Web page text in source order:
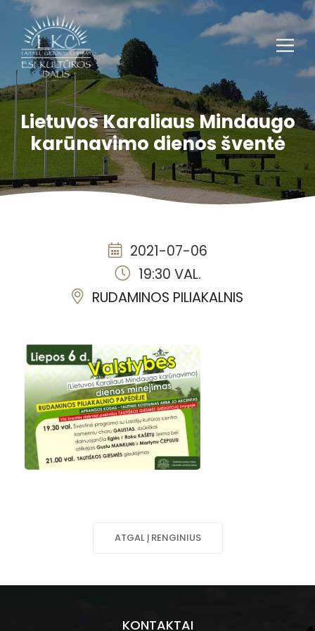
Lietuvos Karaliaus Mindaugo
karūnavimo dienos šventė
2021-07-06
19:30 VAL.
RUDAMINOS PILIAKALNIS
ATGAL Į RENGINIUS
KONTAKTAI